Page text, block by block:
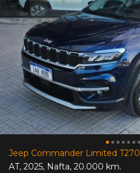
Jeep Commander Limited T270
AT, 2025, Nafta, 20.000 km.